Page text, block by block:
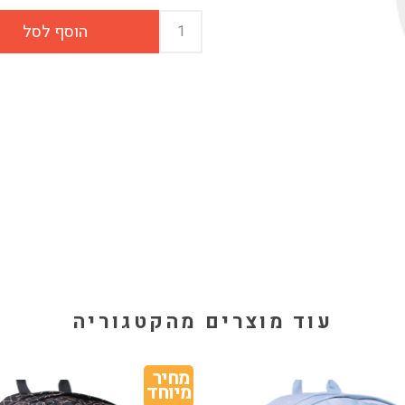
עוד מוצרים מהקטגוריה
מיוחד